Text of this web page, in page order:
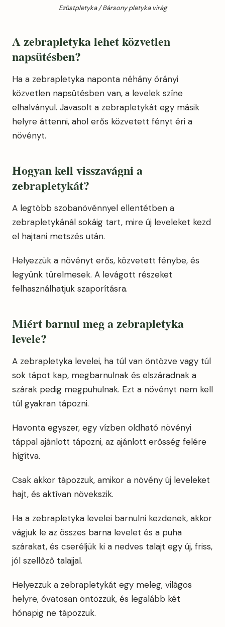
Ezüstpletyka / Bársony pletyka virág
A zebrapletyka lehet közvetlen
napsütésben?
Ha a zebrapletyka naponta néhány órányi
közvetlen napsütésben van, a levelek színe
elhalványul. Javasolt a zebrapletykát egy másik
helyre áttenni, ahol erős közvetett fényt éri a
növényt.
Hogyan kell visszavágni a
zebrapletykát?
A legtöbb szobanövénnyel ellentétben a
zebrapletykánál sokáig tart, mire új leveleket kezd
el hajtani metszés után.
Helyezzük a növényt erős, közvetett fénybe, és
legyünk türelmesek. A levágott részeket
felhasználhatjuk szaporításra.
Miért barnul meg a zebrapletyka
levele?
A zebrapletyka levelei, ha túl van öntözve vagy túl
sok tápot kap, megbarnulnak és elszáradnak a
szárak pedig megpuhulnak. Ezt a növényt nem kell
túl gyakran tápozni.
Havonta egyszer, egy vízben oldható növényi
táppal ajánlott tápozni, az ajánlott erősség felére
hígítva.
Csak akkor tápozzuk, amikor a növény új leveleket
hajt, és aktívan növekszik.
Ha a zebrapletyka levelei barnulni kezdenek, akkor
vágjuk le az összes barna levelet és a puha
szárakat, és cseréljük ki a nedves talajt egy új, friss,
jól szellőző talajjal.
Helyezzük a zebrapletykát egy meleg, világos
helyre, óvatosan öntözzük, és legalább két
hónapig ne tápozzuk.